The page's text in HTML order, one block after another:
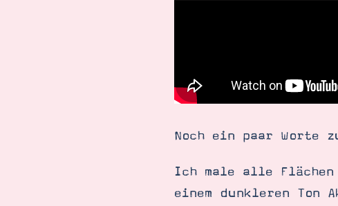
Noch ein paar Worte
Ich male alle
einem dunkleren Ton